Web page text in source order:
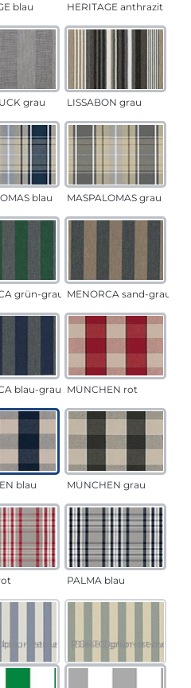
blau HERITAGE anthrazit
grau LISSABON grau
blau MASPALOMAS grau
grün-grau MENORCA sand-grau
blau-grau MÜNCHEN rot
blau MÜNCHEN grau
PALMA blau
blau-cremeist zurzeit nicht verfügbar.)
PORTO grün-creme
(Diese Option ist zurzeit